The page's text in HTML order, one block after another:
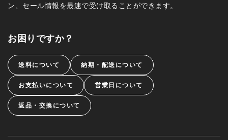
ン、セール情報を最速で受け取ることができます。
お困りですか？
送料について 納期・配送について
お支払いについて 営業日について
返品・交換について